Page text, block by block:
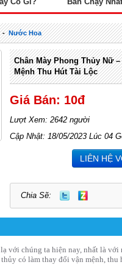
Nước Hoa
Chân Mày Phong Thủy Nữ
Mệnh Thu Hút Tài Lộc
Giá Bán: 10đ
Lượt Xem: 2642 người
Cập Nhật: 18/05/2023 Lúc 04
LIÊN HỆ
Chia Sẽ:
với chúng ta hiện nay, nhất là
thủy có làm thay đổi vận mệnh,